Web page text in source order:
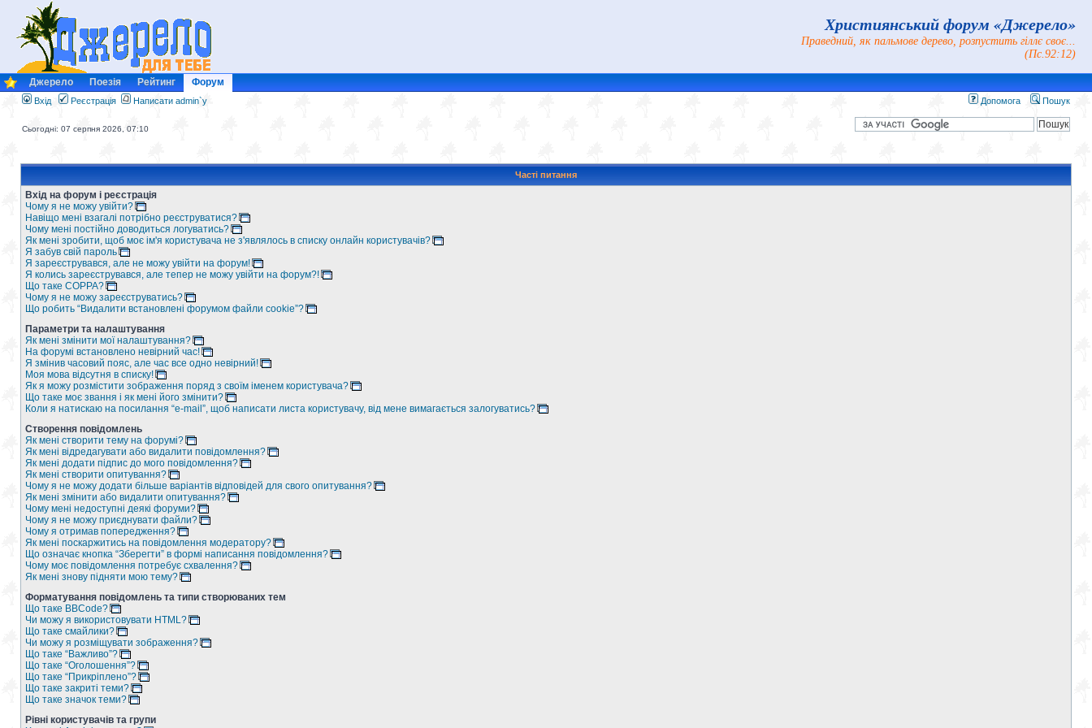
Християнський форум «Джерело»
Праведний, як пальмове дерево, розпустить гіллє своє...
(Пс.92:12)
Джерело Поезія Рейтинг Форум
Вхід Реєстрація Написати admin`у Допомога Пошук
Сьогодні: 07 серпня 2026, 07:10
Часті питання
Вхід на форум і реєстрація
Чому я не можу увійти?
Навіщо мені взагалі потрібно реєструватися?
Чому мені постійно доводиться логуватись?
Як мені зробити, щоб моє ім'я користувача не з'являлось в списку онлайн користувачів?
Я забув свій пароль
Я зареєструвався, але не можу увійти на форум!
Я колись зареєструвався, але тепер не можу увійти на форум?!
Що таке COPPA?
Чому я не можу зареєструватись?
Що робить “Видалити встановлені форумом файли cookie”?
Параметри та налаштування
Як мені змінити мої налаштування?
На форумі встановлено невірний час!
Я змінив часовий пояс, але час все одно невірний!
Моя мова відсутня в списку!
Як я можу розмістити зображення поряд з своїм іменем користувача?
Що таке моє звання і як мені його змінити?
Коли я натискаю на посилання “e-mail”, щоб написати листа користувачу, від мене вимагається залогуватись?
Створення повідомлень
Як мені створити тему на форумі?
Як мені відредагувати або видалити повідомлення?
Як мені додати підпис до мого повідомлення?
Як мені створити опитування?
Чому я не можу додати більше варіантів відповідей для свого опитування?
Як мені змінити або видалити опитування?
Чому мені недоступні деякі форуми?
Чому я не можу приєднувати файли?
Чому я отримав попередження?
Як мені поскаржитись на повідомлення модератору?
Що означає кнопка “Зберегти” в формі написання повідомлення?
Чому моє повідомлення потребує схвалення?
Як мені знову підняти мою тему?
Форматування повідомлень та типи створюваних тем
Що таке BBCode?
Чи можу я використовувати HTML?
Що таке смайлики?
Чи можу я розміщувати зображення?
Що таке “Важливо”?
Що таке “Оголошення”?
Що таке “Прикріплено”?
Що таке закриті теми?
Що таке значок теми?
Рівні користувачів та групи